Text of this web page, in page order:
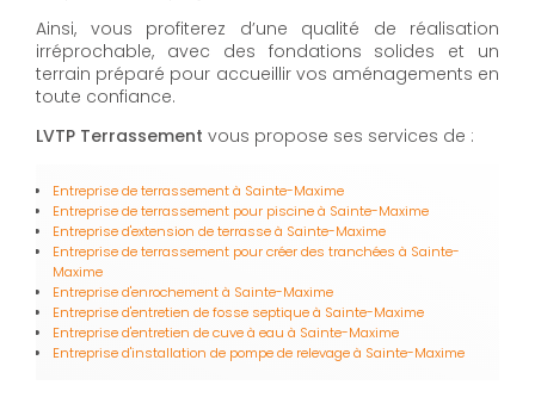
Ainsi, vous profiterez d’une qualité de réalisation
irréprochable, avec des fondations solides et un
terrain préparé pour accueillir vos aménagements en
toute confiance.
LVTP Terrassement vous propose ses services de :
Entreprise de terrassementà Sainte-Maxime
Entreprise de terrassement pour piscineà Sainte-Maxime
Entreprise d'extension de terrasseà Sainte-Maxime
Entreprise de terrassement pour créer des tranchées à Sainte-
Maxime
Entreprise d'enrochementà Sainte-Maxime
Entreprise d'entretien de fosse septiqueà Sainte-Maxime
Entreprise d'entretien de cuve à eau à Sainte-Maxime
Entreprise d'installation de pompe de relevageà Sainte-Maxime